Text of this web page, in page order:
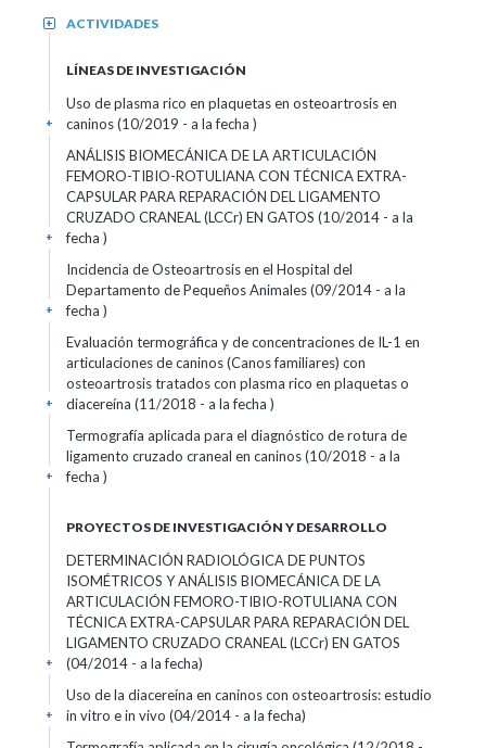
ACTIVIDADES
+
LÍNEAS DE INVESTIGACIÓN
Uso de plasma rico en plaquetas en osteoartrosis en
caninos (10/2019 - a la fecha )
+
ANÁLISIS BIOMECÁNICA DE LA ARTICULACIÓN
FEMORO-TIBIO-ROTULIANA CON TÉCNICA EXTRA-
CAPSULAR PARA REPARACIÓN DEL LIGAMENTO
CRUZADO CRANEAL (LCCr) EN GATOS (10/2014 - a la
fecha )
+
Incidencia de Osteoartrosis en el Hospital del
Departamento de Pequeños Animales (09/2014 - a la
fecha )
+
Evaluación termográfica y de concentraciones de IL-1 en
articulaciones de caninos (Canos familiares) con
osteoartrosis tratados con plasma rico en plaquetas o
diacereína (11/2018 - a la fecha )
+
Termografía aplicada para el diagnóstico de rotura de
ligamento cruzado craneal en caninos (10/2018 - a la
fecha )
+
PROYECTOS DE INVESTIGACIÓN Y DESARROLLO
DETERMINACIÓN RADIOLÓGICA DE PUNTOS
ISOMÉTRICOS Y ANÁLISIS BIOMECÁNICA DE LA
ARTICULACIÓN FEMORO-TIBIO-ROTULIANA CON
TÉCNICA EXTRA-CAPSULAR PARA REPARACIÓN DEL
LIGAMENTO CRUZADO CRANEAL (LCCr) EN GATOS
(04/2014 - a la fecha)
+
Uso de la diacereína en caninos con osteoartrosis: estudio
in vitro e in vivo (04/2014 - a la fecha)
+